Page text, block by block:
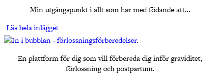
Min utgångspunkt i allt som har med födande att...
Läs hela inlägget
En plattform för dig som vill förbereda dig inför graviditet,
förlossning och postpartum.